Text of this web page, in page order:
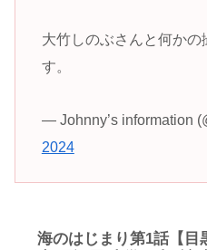
大竹しのぶさんと何か
す。
— Johnny’s information
2024
海のはじまり第1話【目